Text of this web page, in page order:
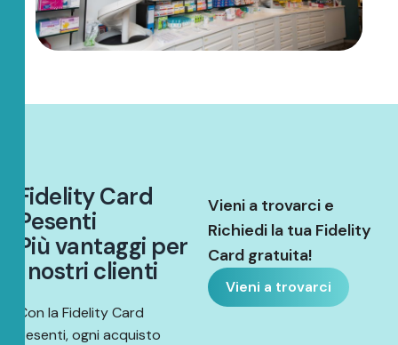
FidelityCard
Pesenti
Piùvantaggi per
nostri clienti
Con la Fidelity Card
Pesenti, ogni acquisto
Vieni a trovarci e
Richiedi la tua Fidelity
Card gratuita!
Vieni a trovarci